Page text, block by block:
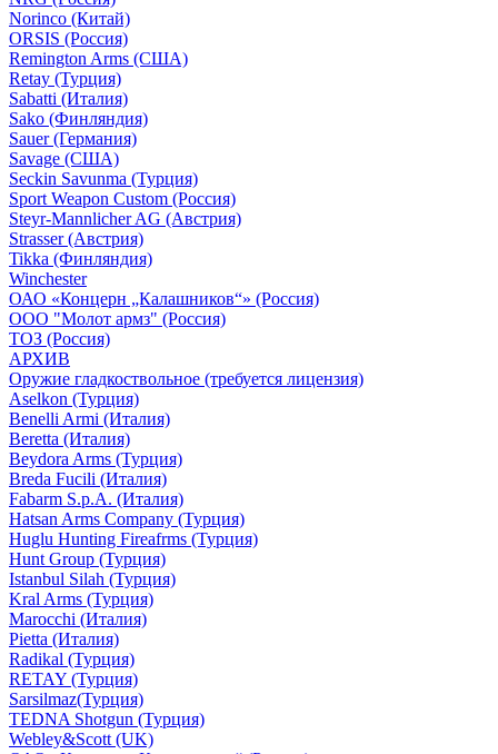
Norinco (Китай)
ORSIS (Россия)
Remington Arms (США)
Retay (Турция)
Sabatti (Италия)
Sako (Финляндия)
Sauer (Германия)
Savage (США)
Seckin Savunma (Турция)
Sport Weapon Custom (Россия)
Steyr-Mannlicher AG (Австрия)
Strasser (Австрия)
Tikka (Финляндия)
Winchester
ОАО «Концерн „Калашников“» (Россия)
ООО "Молот армз" (Россия)
ТОЗ (Россия)
АРХИВ
Оружие гладкоствольное (требуется лицензия)
Aselkon (Турция)
Benelli Armi (Италия)
Beretta (Италия)
Beydora Arms (Турция)
Breda Fucili (Италия)
Fabarm S.p.A. (Италия)
Hatsan Arms Company (Турция)
Huglu Hunting Fireafrms (Турция)
Hunt Group (Турция)
Istanbul Silah (Турция)
Kral Arms (Турция)
Marocchi (Италия)
Pietta (Италия)
Radikal (Турция)
RETAY (Турция)
Sarsilmaz(Турция)
TEDNA Shotgun (Турция)
Webley&Scott (UK)